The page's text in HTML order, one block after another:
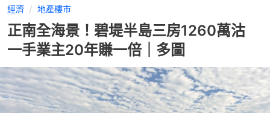
經濟 地產樓市
正南全海景！碧堤半島三房1260萬沽
一手業主20年賺一倍｜多圖